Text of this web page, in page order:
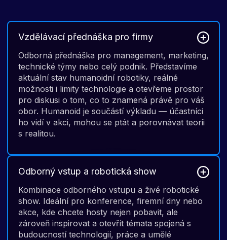
Vzdělávací přednáška pro firmy
Odborná přednáška pro management, marketing,
technické týmy nebo celý podnik. Představíme
aktuální stav humanoidní robotiky, reálné
možnosti i limity technologie a otevřeme prostor
pro diskusi o tom, co to znamená právě pro váš
obor. Humanoid je součástí výkladu — účastníci
ho vidí v akci, mohou se ptát a porovnávat teorii
s realitou.
Odborný vstup a robotická show
Kombinace odborného vstupu a živé robotické
show. Ideální pro konference, firemní dny nebo
akce, kde chcete hosty nejen pobavit, ale
zároveň inspirovat a otevřít témata spojená s
budoucností technologií, práce a umělé